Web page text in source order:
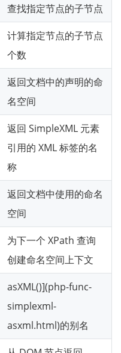
查找指定节点的子节点
计算指定节点的子节点
个数
返回文档中的声明的命
名空间
返回 SimpleXML 元素
引用的 XML 标签的名
称
返回文档中使用的命名
空间
为下一个 XPath 查询
创建命名空间上下文
asXML()](php-func-
simplexml-
asxml.html)的别名